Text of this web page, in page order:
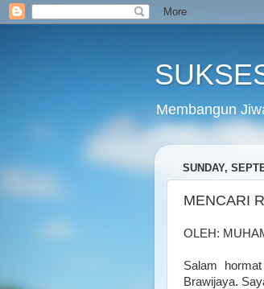
Membangun
SUNDAY,
MENCARI
OLEH:
Salam
Brawijaya.